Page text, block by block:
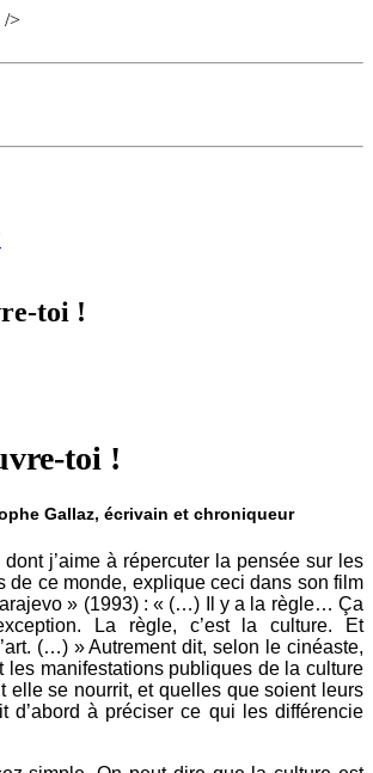
/>
toi !
toi !
Gallaz, écrivain et chroniqueur
j’aime à répercuter la pensée sur les
de ce monde, explique ceci dans son film
» (1993) : « (…) Il y a la règle… Ça
La règle, c’est la culture. Et
l’art. (…) » Autrement dit, selon le cinéaste,
les manifestations publiques de la culture
elle se nourrit, et quelles que soient leurs
d’abord à préciser ce qui les différencie